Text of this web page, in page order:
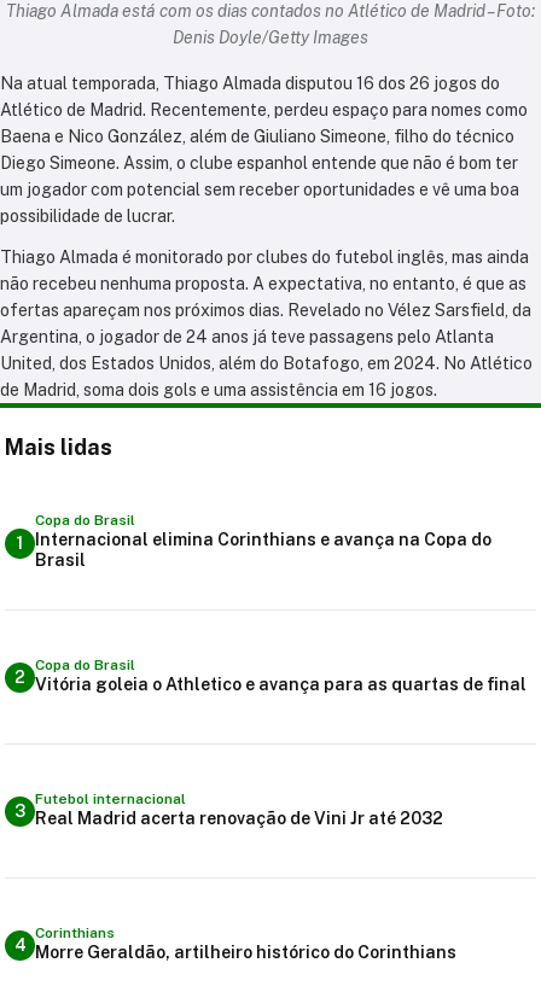
Thiago Almada está com os dias contados no Atlético de Madrid – Foto:
Denis Doyle/Getty Images
Na atual temporada, Thiago Almada disputou 16 dos 26 jogos do
Atlético de Madrid. Recentemente, perdeu espaço para nomes como
Baena e Nico González, além de Giuliano Simeone, filho do técnico
Diego Simeone. Assim, o clube espanhol entende que não é bom ter
um jogador com potencial sem receber oportunidades e vê uma boa
possibilidade de lucrar.
Thiago Almada é monitorado por clubes do futebol inglês, mas ainda
não recebeu nenhuma proposta. A expectativa, no entanto, é que as
ofertas apareçam nos próximos dias. Revelado no Vélez Sarsfield, da
Argentina, o jogador de 24 anos já teve passagens pelo Atlanta
United, dos Estados Unidos, além do Botafogo, em 2024. No Atlético
de Madrid, soma dois gols e uma assistência em 16 jogos.
Mais lidas
1
Copa do Brasil
Internacional elimina Corinthians e avança na Copa do
Brasil
2
Copa do Brasil
Vitória goleia o Athletico e avança para as quartas de final
3
Futebol internacional
Real Madrid acerta renovação de Vini Jr até 2032
4
Corinthians
Morre Geraldão, artilheiro histórico do Corinthians